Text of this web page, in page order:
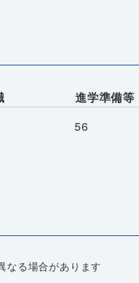
進学準備等
56
なる場合があります